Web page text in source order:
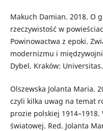
Makuch Damian. 2018. O
rzeczywistość w
Powinowactwa z epoki.
modernizmu i
Dybel. Kraków:
Olszewska Jolanta Maria.
czyli kilka uwag na temat
prozie polskiej
światowej. Red. Jolanta